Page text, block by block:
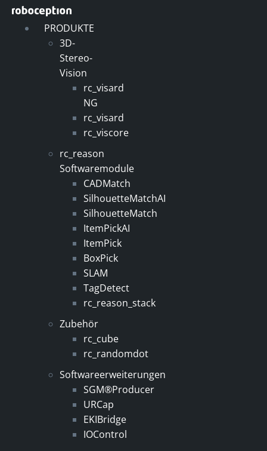
Zum
PRODUKTE
3D-
Stereo-
Vision
rc_visard
NG
rc_visard
rc_viscore
rc_reason
Softwaremodule
CADMatch
SilhouetteMatchAI
SilhouetteMatch
ItemPickAI
ItemPick
BoxPick
SLAM
TagDetect
rc_reason_stack
Zubehör
rc_cube
rc_randomdot
Softwareerweiterungen
SGM®Producer
URCap
EKIBridge
IOControl